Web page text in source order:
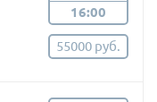
16:00
55000 руб.